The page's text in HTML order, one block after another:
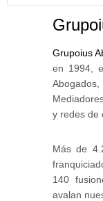
Grupoius
en 1994,
y redes de
Más de
140
avalan